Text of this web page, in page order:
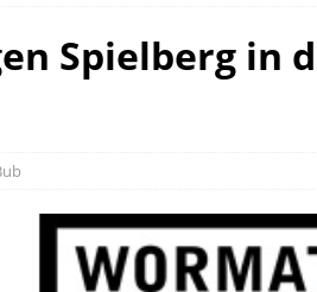
Spielberg in